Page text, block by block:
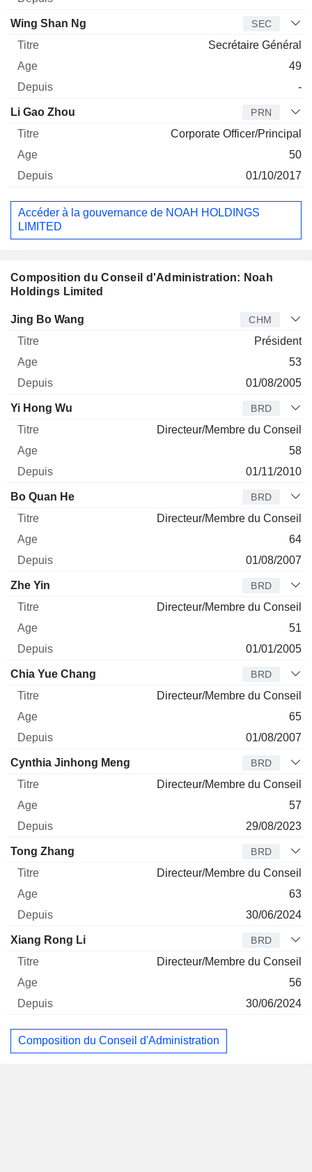
Wing Shan Ng SEC
Secrétaire Général
49
-
Li Gao Zhou PRN
Corporate Officer/Principal
50
01/10/2017
Accéder à la gouvernance de NOAH HOLDINGS
LIMITED
Composition du Conseil d'Administration: Noah
Holdings Limited
Administrateur
Jing Bo Wang CHM
Président
53
01/08/2005
Yi Hong Wu BRD
Directeur/Membre du Conseil
58
01/11/2010
Bo Quan He BRD
Directeur/Membre du Conseil
64
01/08/2007
Zhe Yin BRD
Directeur/Membre du Conseil
51
01/01/2005
Chia Yue Chang BRD
Directeur/Membre du Conseil
65
01/08/2007
Cynthia Jinhong Meng BRD
Directeur/Membre du Conseil
57
29/08/2023
Tong Zhang BRD
Directeur/Membre du Conseil
63
30/06/2024
Xiang Rong Li BRD
Directeur/Membre du Conseil
56
30/06/2024
Composition du Conseil d'Administration